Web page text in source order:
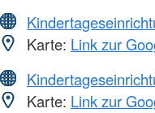
Karte: Link zur
Karte: Link zur